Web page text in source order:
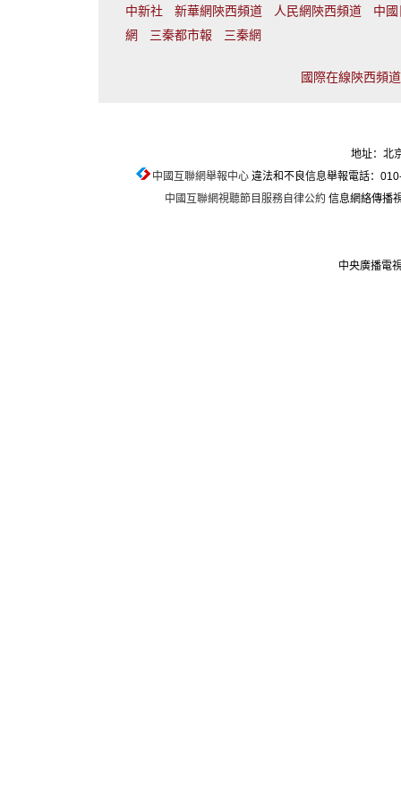
中新社 新華網陝西頻道 人民網陝西頻道
中
網
三秦都市報 三秦網
國際在線陝西頻
地址：北
中國互聯網舉報中心違法和不良信息舉報電話：
中國互聯網視聽節目服務自律公約 信息網絡傳播
中央廣播電